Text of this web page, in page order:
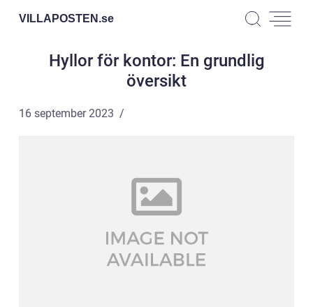
VILLAPOSTEN.se
Hyllor för kontor: En grundlig
översikt
16 september 2023